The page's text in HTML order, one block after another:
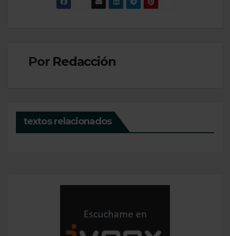
Por Redacción
textos relacionados